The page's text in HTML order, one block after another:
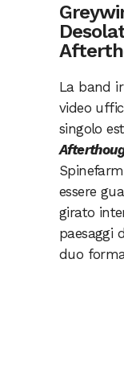
La band
video
singolo
essere
girato
paesaggi
duo